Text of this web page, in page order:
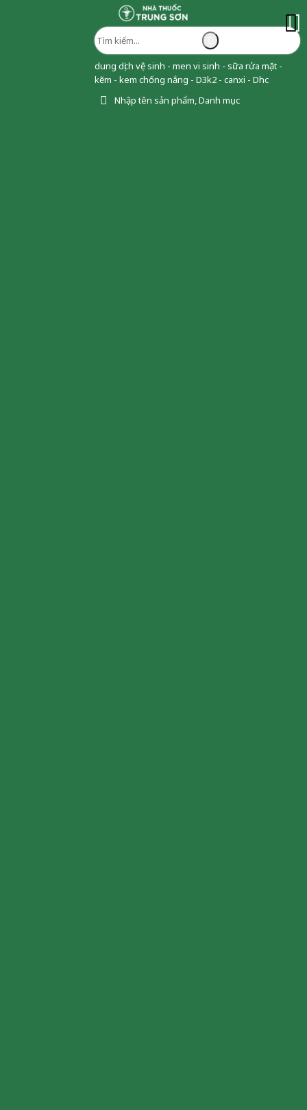
dung dịch vệ sinh - men vi sinh - sữa rửa mặt -
kẽm - kem chống nắng - D3k2 - canxi - Dhc
Nhập tên sản phẩm, Danh mục